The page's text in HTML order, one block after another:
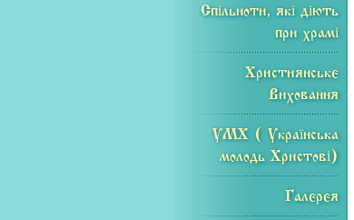
Спільноти, які діють
при храмі
Християнське
Виховання
УМХ ( Українська
молодь Христові)
Галерея